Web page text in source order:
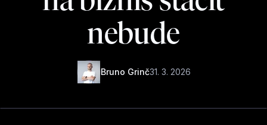
nebude
Bruno Grinč31. 3. 2026